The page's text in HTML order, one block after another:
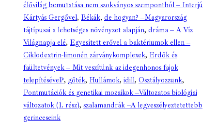
élővilág bemutatása nem szokványos szempontból – Interjú
Kártyás Gergővel, Békák, de hogyan? –Magyarország
tájtípusai a lehetséges növényzet alapján, dráma – A Víz
Világnapja elé, Egyesített erővel a baktériumok ellen –
Ciklodextrin-limonén zárványkomplexek, Erdők és
faültetvények – Mit veszítünk az idegenhonos fajok
telepítésével?, gőték, Hullámok, idill, Osztályozzunk,
Pontmutációk és genetikai mozaikok –Változatos biológiai
változatok (1. rész), szalamandrák –A legveszélyeztetettebb
gerinceseink